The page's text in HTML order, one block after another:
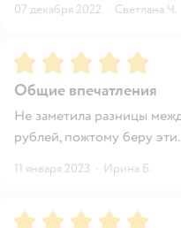
07 декабря 2022 · Светлана Ч.
Рейтинг:5
Общие впечатления
Не заметила разницы
рублей, пожтому беру эти.
11 января 2023 · Ирина Б.
Рейтинг:5